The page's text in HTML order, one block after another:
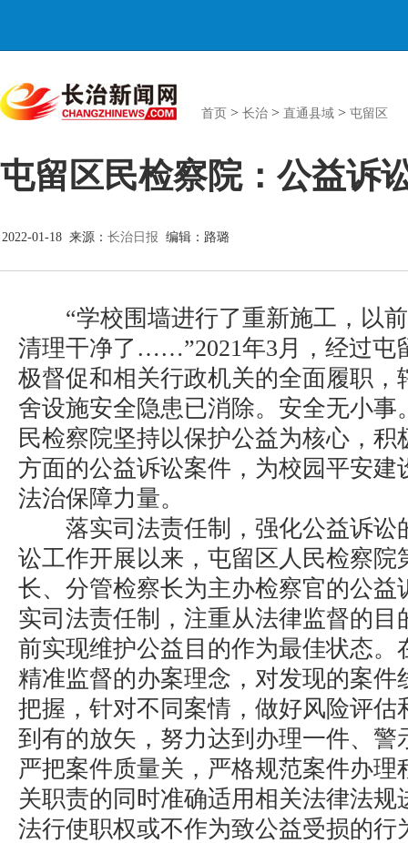
首页 > 长治 > 直通县域 > 屯留区
屯留区民检察院：公益诉
2022-01-18 来源： 长治日报 编辑：路璐
“学校围墙进行了重新施工，以前
清理干净了……”2021年3月，经过屯
极督促和相关行政机关的全面履职，
舍设施安全隐患已消除。安全无小事
民检察院坚持以保护公益为核心，
方面的公益诉讼案件，为校园平安建
法治保障力量。
落实司法责任制，强化公益诉讼
讼工作开展以来，屯留区人民检察院
长、分管检察长为主办检察官的公益
实司法责任制，注重从法律监督的目
前实现维护公益目的作为最佳状态。
精准监督的办案理念，对发现的案件
把握，针对不同案情，做好风险评估
到有的放矢，努力达到办理一件、警
严把案件质量关，严格规范案件办理
关职责的同时准确适用相关法律法规
法行使职权或不作为致公益受损的行